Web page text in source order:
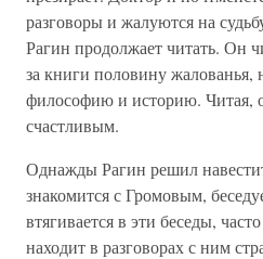
разговоры и жалуются на
Рагин продолжает читать. Он
за книги половину жалованья,
философию и историю. Читая,
счастливым.
Однажды Рагин решил
знакомится с Громовым,
втягивается в эти беседы,
находит в разговорах с ним